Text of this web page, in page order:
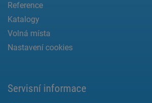
Reference
Katalogy
Volná místa
Nastavení cookies
Servisní informace